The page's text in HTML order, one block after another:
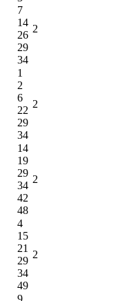
7
14
26
29
34
2
1
2
6
22
29
34
2
14
19
29
34
42
48
2
4
15
21
29
34
49
2
9